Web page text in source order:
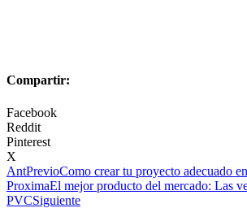
Compartir:
Facebook
Reddit
Pinterest
X
AntPrevioComo crear tu proyecto adecuado
ProximaEl mejor producto del mercado: Las
PVCSiguiente